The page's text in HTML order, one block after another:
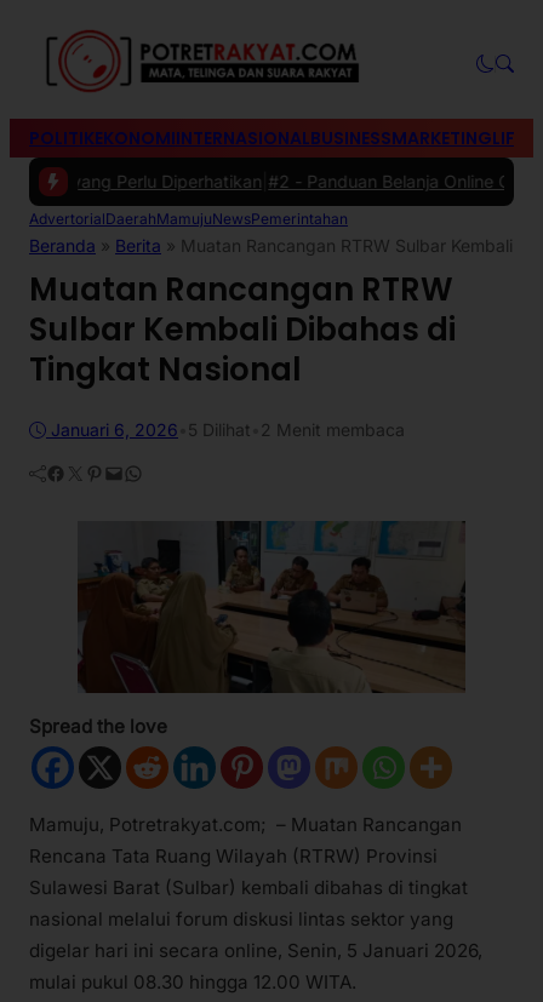
POLITIKEKONOMIINTERNASIONALBUSINESSMARKETING
Perlu Diperhatikan|#2 -Panduan Belanja Online Cerdas: Pilih
AdvertorialDaerahMamujuNewsPemerintahan
Beranda » Berita » Muatan Rancangan RTRW Sulbar Kembali
Muatan Rancangan RTRW
Sulbar Kembali Dibahas di
Tingkat Nasional
Januari 6, 2026 5 Dilihat 2 Menit membaca
Facebook Twitter Pinterest Mail WhatsApp
Spread the love
Mamuju, Potretrakyat.com; – Muatan Rancangan
Rencana Tata Ruang Wilayah (RTRW) Provinsi
Sulawesi Barat (Sulbar) kembali dibahas di tingkat
nasional melalui forum diskusi lintas sektor yang
digelar hari ini secara online, Senin, 5 Januari 2026,
mulai pukul 08.30 hingga 12.00 WITA.